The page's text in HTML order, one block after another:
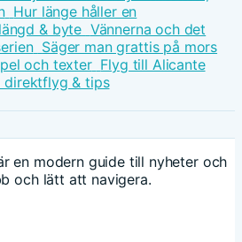
Hur länge håller en
& byte Vännerna och det
Säger man grattis på mors
och texter Flyg till Alicante
direktflyg & tips
en modern guide till nyheter och
och lätt att navigera.